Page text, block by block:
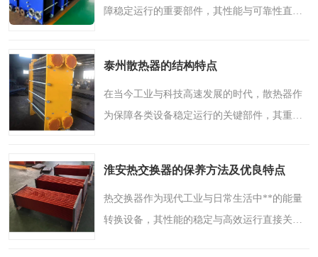
障稳定运行的重要部件，其性能与可靠性直接
领域也愈加广泛。本..
泰州散热器的结构特点
在当今工业与科技高速发展的时代，散热器作
为保障各类设备稳定运行的关键部件，其重要
能与延长使用寿命的..
淮安热交换器的保养方法及优良特点
热交换器作为现代工业与日常生活中**的能量
转换设备，其性能的稳定与高效运行直接关系